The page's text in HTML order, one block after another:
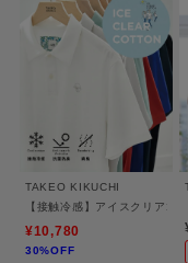
夏場にジャケットを着用す
なせます。
機能性と上品な見た目を両
ードローブシリーズです。
ギフト/プレゼント、また大
※照明の関係により、実際
た、パソコン・スマートフ
TAKEO KIKUCHI
【接触冷感】アイスクリアコ
¥10,780
30%OFF